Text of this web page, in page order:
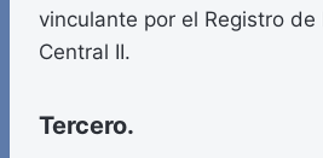
vinculante por el Registro de
Central II.
Tercero.